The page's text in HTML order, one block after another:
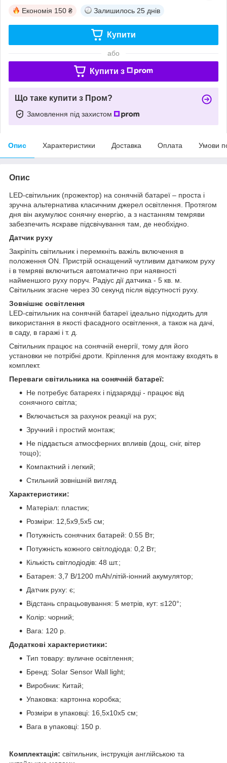
Економія 150 ₴ Залишилось 25 днів
Купити
або
Купити з
Що таке купити з Пром?
Замовлення під захистом
Опис Характеристики Доставка Оплата Умови
Опис
LED-світильник (прожектор) на сонячній батареї – проста і
зручна альтернатива класичним джерел освітлення. Протягом
дня він акумулює сонячну енергію, а з настанням темряви
забезпечить яскраве підсвічування там, де необхідно.
Датчик руху
Закріпіть світильник і перемкніть важіль включення в
положення ON. Пристрій оснащений чутливим датчиком руху
і в темряві включиться автоматично при наявності
найменшого руху поруч. Радіус дії датчика - 5 кв. м.
Світильник згасне через 30 секунд після відсутності руху.
Зовнішнє освітлення
LED-світильник на сонячній батареї ідеально підходить для
використання в якості фасадного освітлення, а також на дачі,
в саду, в гаражі і т. д.
Світильник працює на сонячній енергії, тому для його
установки не потрібні дроти. Кріплення для монтажу входять в
комплект.
Переваги світильника на сонячній батареї:
Не потребує батареях і підзарядці - працює від
сонячного світла;
Включається за рахунок реакції на рух;
Зручний і простий монтаж;
Не піддається атмосферних впливів (дощ, сніг, вітер
тощо);
Компактний і легкий;
Стильний зовнішній вигляд.
Характеристики:
Матеріал: пластик;
Розміри: 12,5х9,5х5 см;
Потужність сонячних батарей: 0.55 Вт;
Потужність кожного світлодіода: 0,2 Вт;
Кількість світлодіодів: 48 шт.;
Батарея: 3,7 В/1200 mAh/літій-іонний акумулятор;
Датчик руху: є;
Відстань спрацьовування: 5 метрів, кут: ≤120°;
Колір: чорний;
Вага: 120 р.
Додаткові характеристики:
Тип товару: вуличне освітлення;
Бренд: Solar Sensor Wall light;
Виробник: Китай;
Упаковка: картонна коробка;
Розміри в упаковці: 16,5х10х5 см;
Вага в упаковці: 150 р.
Комплектація: світильник, інструкція англійською та